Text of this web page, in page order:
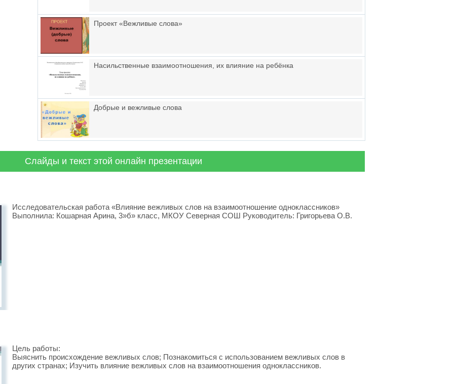
Проект «Вежливые слова»
Насильственные взаимоотношения, их влияние на ребёнка
Добрые и вежливые слова
Слайды и текст этой онлайн презентации
Исследовательская работа «Влияние вежливых слов на взаимоотношение одноклассников»
Выполнила: Кошарная Арина, 3»б» класс, МКОУ Северная СОШ Руководитель: Григорьева О.В.
Цель работы:
Выяснить происхождение вежливых слов; Познакомиться с использованием вежливых слов в
других странах; Изучить влияние вежливых слов на взаимоотношения одноклассников.